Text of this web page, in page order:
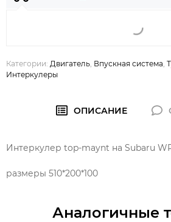
Категории: Двигатель Впускная система
Интеркулеры
ОПИСАНИЕ
Интеркулер top-maynt на Subaru
размеры 510*200*100
Аналогичные